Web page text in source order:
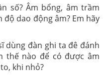
số? Âm bổng, âm trầm
dao động âm? Em hãy
dùng đàn ghi ta đê đánh
thế nào để có được âm
khi nhỏ?